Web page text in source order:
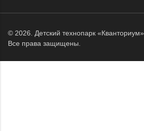
© 2026. Детский технопарк «Кванториум»
Все права защищены.